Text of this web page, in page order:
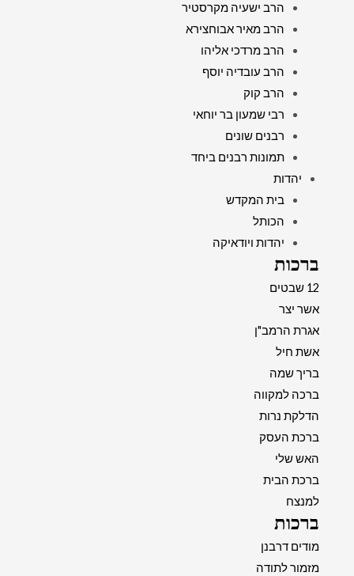
הרב ישעיה מקרסטיר
הרב מאיר אבוחצירא
הרב מרדכי אליהו
הרב עובדיה יוסף
הרב קוק
רבי שמעון בר יוחאי
רבנים שונים
תמונות רבנים ביחד
יהדות
בית המקדש
הכותל
יהדות ויודאיקה
ברכות
12 שבטים
אשר יצר
אגרת הרמב"ן
אשת חיל
בריך שמה
ברכה למקווה
הדלקת נרות
ברכת העסק
האש שלי
ברכת הבית
למנצח
ברכות
מודים דרבנן
מזמור לתודה